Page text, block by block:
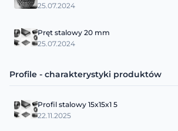
25.07.2024
Pręt stalowy 20 mm
25.07.2024
Profile - charakterystyki produktów
Profil stalowy 15x15x1 5
22.11.2025